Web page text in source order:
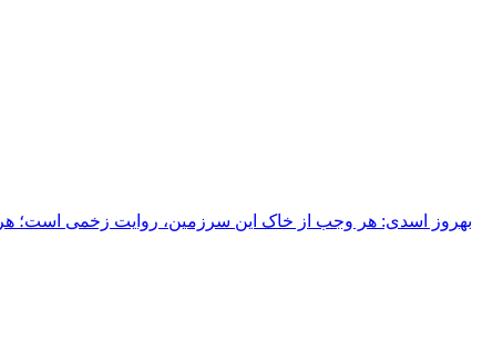
بهروز اسدی: هر وجب از خاک‌ این سرزمین، روایت زخمی است؛ هر